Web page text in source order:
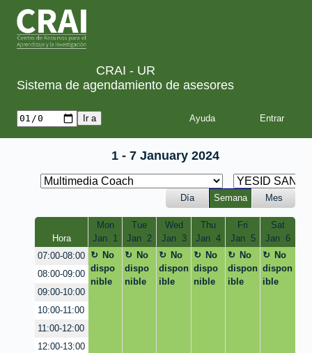
CRAI - UR
Sistema de agendamiento de asesores
Ayuda
1 - 7 January 2024
Día Semana Mes
Hora
Mon
Jan  1
Tue
Jan  2
Wed
Jan  3
Thu
Jan  4
Fri
Jan  5
Sat
Jan  6
07:00-08:00
No
dispo
nible
No
dispo
nible
No
dispon
ible
No
dispo
nible
No
dispon
ible
No
dispon
ible
08:00-09:00
09:00-10:00
10:00-11:00
11:00-12:00
12:00-13:00